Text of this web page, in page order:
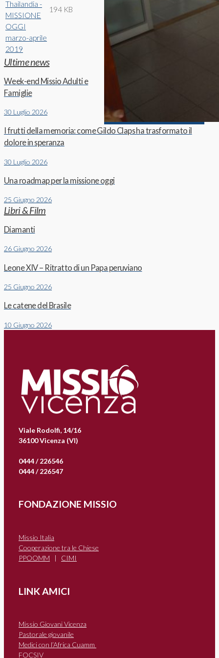
Thailandia -
MISSIONE
OGGI
marzo-aprile
2019
194 KB
Ultime news
Week-end Missio Adulti e
Famiglie
30 Luglio 2026
I frutti della memoria: come Gildo Claps ha trasformato il
dolore in speranza
30 Luglio 2026
Una roadmap per la missione oggi
25 Giugno 2026
Libri & Film
Diamanti
26 Giugno 2026
Leone XIV – Ritratto di un Papa peruviano
25 Giugno 2026
Le catene del Brasile
10 Giugno 2026
Viale Rodolfi, 14/16
36100 Vicenza (VI)
0444 / 226546
0444 / 226547
FONDAZIONE MISSIO
Missio Italia
Cooperazione tra le Chiese
PPOOMM | CIMI
LINK AMICI
Missio Giovani Vicenza
Pastorale giovanile
Medici con l’Africa Cuamm
FOCSIV